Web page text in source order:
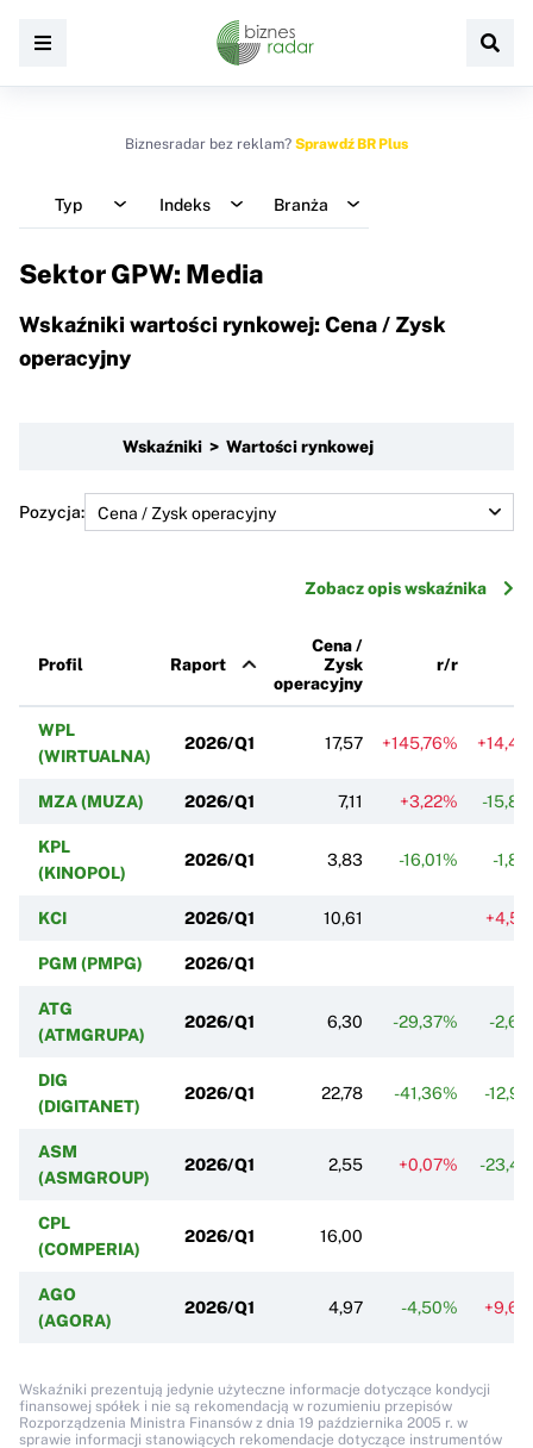
Biznesradar bez reklam? Sprawdź BR Plus
Typ Indeks Branża
Sektor GPW: Media
Wskaźniki wartości rynkowej: Cena / Zysk
operacyjny
Wskaźniki > Wartości rynkowej
Pozycja:
Zobacz opis wskaźnika
Profil Raport
Cena /
Zysk
operacyjny
r/r
WPL
(WIRTUALNA)
2026/Q1 17,57 +145,76%
MZA (MUZA) 2026/Q1 7,11 +3,22% -
KPL
(KINOPOL)
2026/Q1 3,83 -16,01% -
KCI 2026/Q1 10,61
PGM (PMPG) 2026/Q1
ATG
(ATMGRUPA)
2026/Q1 6,30 -29,37% -
DIG
(DIGITANET)
2026/Q1 22,78 -41,36% -
ASM
(ASMGROUP)
2026/Q1 2,55 +0,07% -
CPL
(COMPERIA)
2026/Q1 16,00
AGO
(AGORA)
2026/Q1 4,97 -4,50%
Wskaźniki prezentują jedynie użyteczne informacje dotyczące kondycji
finansowej spółek i nie są rekomendacją w rozumieniu przepisów
Rozporządzenia Ministra Finansów z dnia 19 października 2005 r. w
sprawie informacji stanowiących rekomendacje dotyczące instrumentów